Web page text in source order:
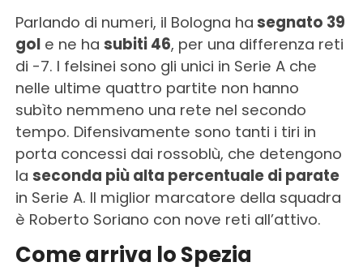
Parlando di numeri, il Bologna ha segnato 39
gole ne ha subiti 46, per una differenza reti
di -7. I felsinei sono gli unici in Serie A che
nelle ultime quattro partite non hanno
subìto nemmeno una rete nel secondo
tempo. Difensivamente sono tanti i tiri in
porta concessi dai rossoblù, che detengono
la seconda più alta percentuale di parate
in Serie A. Il miglior marcatore della squadra
è Roberto Soriano con nove reti all’attivo.
Come arriva lo Spezia